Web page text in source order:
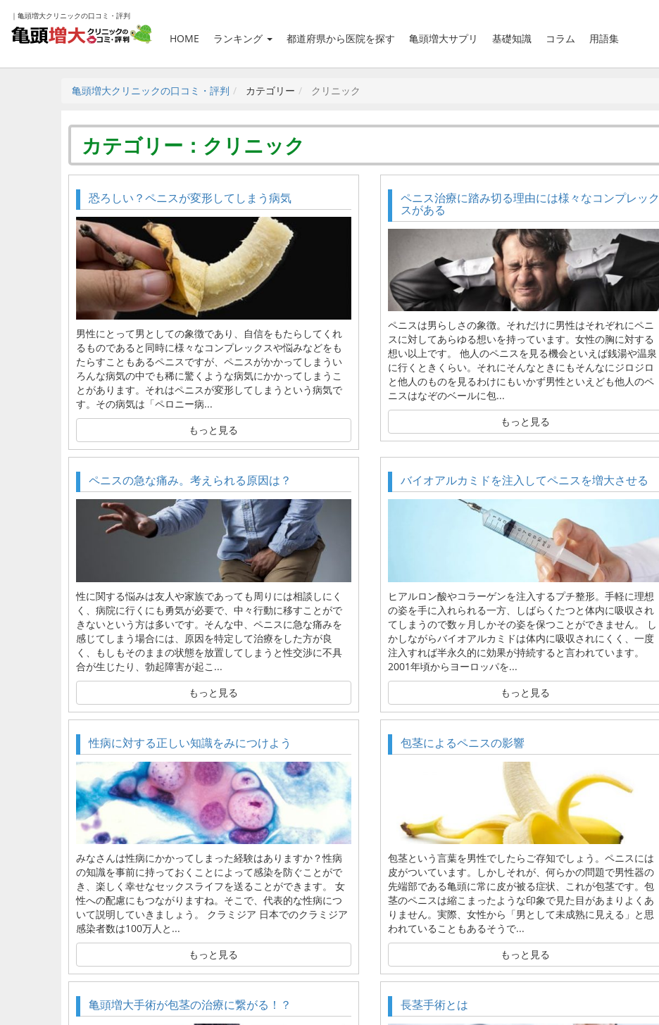
｜亀頭増大クリニックの口コミ・評判
HOME ランキング 都道府県から医院を探す 亀頭増大サプリ 基礎知識 コラム 用語集
亀頭増大クリニックの口コミ・評判 カテゴリー クリニック
カテゴリー：クリニック
恐ろしい？ペニスが変形してしまう病気
男性にとって男としての象徴であり、自信をもたらしてくれ
るものであると同時に様々なコンプレックスや悩みなどをも
たらすこともあるペニスですが、ペニスがかかってしまうい
ろんな病気の中でも稀に驚くような病気にかかってしまうこ
とがあります。それはペニスが変形してしまうという病気で
す。その病気は「ペロニー病...
もっと見る
ペニス治療に踏み切る理由には様々なコンプレック
スがある
ペニスは男らしさの象徴。それだけに男性はそれぞれにペニ
スに対してあらゆる想いを持っています。女性の胸に対する
想い以上です。 他人のペニスを見る機会といえば銭湯や温泉
に行くときくらい。それにそんなときにもそんなにジロジロ
と他人のものを見るわけにもいかず男性といえども他人のペ
ニスはなぞのベールに包...
もっと見る
ペニスの急な痛み。考えられる原因は？
性に関する悩みは友人や家族であっても周りには相談しにく
く、病院に行くにも勇気が必要で、中々行動に移すことがで
きないという方は多いです。そんな中、ペニスに急な痛みを
感じてしまう場合には、原因を特定して治療をした方が良
く、もしもそのままの状態を放置してしまうと性交渉に不具
合が生じたり、勃起障害が起こ...
もっと見る
バイオアルカミドを注入してペニスを増大させる
ヒアルロン酸やコラーゲンを注入するプチ整形。手軽に理想
の姿を手に入れられる一方、しばらくたつと体内に吸収され
てしまうので数ヶ月しかその姿を保つことができません。 し
かしながらバイオアルカミドは体内に吸収されにくく、一度
注入すれば半永久的に効果が持続すると言われています。
2001年頃からヨーロッパを...
もっと見る
性病に対する正しい知識をみにつけよう
みなさんは性病にかかってしまった経験はありますか？性病
の知識を事前に持っておくことによって感染を防ぐことがで
き、楽しく幸せなセックスライフを送ることができます。 女
性への配慮にもつながりますね。そこで、代表的な性病につ
いて説明していきましょう。 クラミジア 日本でのクラミジア
感染者数は100万人と...
もっと見る
包茎によるペニスの影響
包茎という言葉を男性でしたらご存知でしょう。ペニスには
皮がついています。しかしそれが、何らかの問題で男性器の
先端部である亀頭に常に皮が被る症状、これが包茎です。包
茎のペニスは縮こまったような印象で見た目があまりよくあ
りません。実際、女性から「男として未成熟に見える」と思
われていることもあるそうで...
もっと見る
亀頭増大手術が包茎の治療に繋がる！？ 長茎手術とは